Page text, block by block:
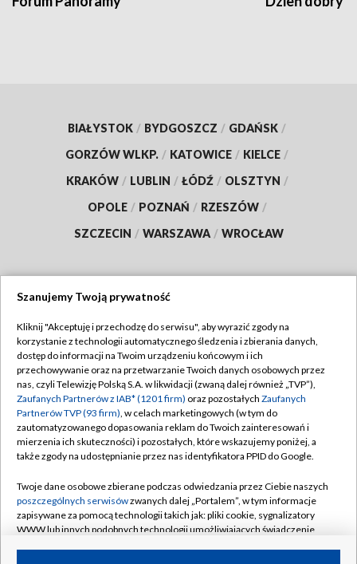
BIAŁYSTOK / BYDGOSZCZ / GDAŃSK /
GORZÓW WLKP. / KATOWICE / KIELCE /
KRAKÓW / LUBLIN / ŁÓDŹ / OLSZTYN /
OPOLE / POZNAŃ / RZESZÓW /
SZCZECIN / WARSZAWA / WROCŁAW
TVP
Abonament TVP
Emisja w TVP
Centrum informacji TVP
Naziemna Telewizja Cyfrowa
Rada Programowa
System NOS
Informacje o nadawcy
Regulamin TVP
Polityka prywatności
Moje zgody
Pomoc
Kontakt
Kanały
Szanujemy Twoją prywatność
Kliknij "Akceptuję i przechodzę do serwisu", aby wyrazić zgody na
korzystanie z technologii automatycznego śledzenia i zbierania danych,
dostęp do informacji na Twoim urządzeniu końcowym i ich
przechowywanie oraz na przetwarzanie Twoich danych osobowych przez
nas, czyli Telewizję Polską S.A. w likwidacji (zwaną dalej również „TVP”),
Zaufanych Partnerów z IAB* (1201 firm) oraz pozostałych Zaufanych
Partnerów TVP (93 firm), w celach marketingowych (w tym do
zautomatyzowanego dopasowania reklam do Twoich zainteresowań i
mierzenia ich skuteczności) i pozostałych, które wskazujemy poniżej, a
także zgody na udostępnianie przez nas identyfikatora PPID do Google.
Twoje dane osobowe zbierane podczas odwiedzania przez Ciebie naszych
poszczególnych serwisówzwanych dalej „Portalem”, w tym informacje
zapisywane za pomocą technologii takich jak: pliki cookie, sygnalizatory
WWW lub innych podobnych technologii umożliwiających świadczenie